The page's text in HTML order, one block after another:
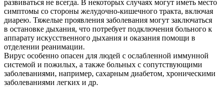
развиваться не всегда. В некоторых случаях могут иметь место
симптомы со стороны желудочно-кишечного тракта, включая
диарею. Тяжелые проявления заболевания могут заключаться
в остановке дыхания, что потребует подключения больного к
аппарату искусственного дыхания и оказания помощи в
отделении реанимации.
Вирус особенно опасен для людей с ослабленной иммунной
системой и пожилых, а также больных с сопутствующими
заболеваниями, например, сахарным диабетом, хроническими
заболеваниями легких и др.